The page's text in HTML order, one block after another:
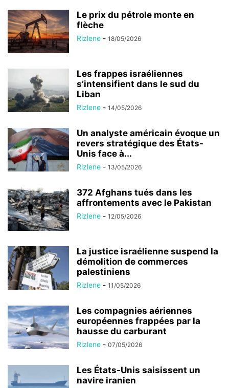
Le prix du pétrole monte en
flèche
Rizlene - 18/05/2026
Les frappes israéliennes
s’intensifient dans le sud du
Liban
Rizlene - 14/05/2026
Un analyste américain évoque un
revers stratégique des États-
Unis face à...
Rizlene - 13/05/2026
372 Afghans tués dans les
affrontements avec le Pakistan
Rizlene - 12/05/2026
La justice israélienne suspend la
démolition de commerces
palestiniens
Rizlene - 11/05/2026
Les compagnies aériennes
européennes frappées par la
hausse du carburant
Rizlene - 07/05/2026
Les États-Unis saisissent un
navire iranien